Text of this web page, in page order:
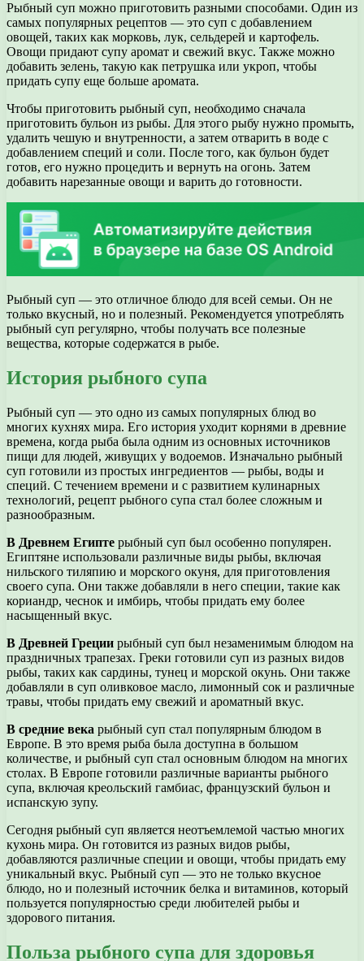
Рыбный суп можно приготовить разными способами. Один из
самых популярных рецептов — это суп с добавлением
овощей, таких как морковь, лук, сельдерей и картофель.
Овощи придают супу аромат и свежий вкус. Также можно
добавить зелень, такую как петрушка или укроп, чтобы
придать супу еще больше аромата.
Чтобы приготовить рыбный суп, необходимо сначала
приготовить бульон из рыбы. Для этого рыбу нужно промыть,
удалить чешую и внутренности, а затем отварить в воде с
добавлением специй и соли. После того, как бульон будет
готов, его нужно процедить и вернуть на огонь. Затем
добавить нарезанные овощи и варить до готовности.
Рыбный суп — это отличное блюдо для всей семьи. Он не
только вкусный, но и полезный. Рекомендуется употреблять
рыбный суп регулярно, чтобы получать все полезные
вещества, которые содержатся в рыбе.
История рыбного супа
Рыбный суп — это одно из самых популярных блюд во
многих кухнях мира. Его история уходит корнями в древние
времена, когда рыба была одним из основных источников
пищи для людей, живущих у водоемов. Изначально рыбный
суп готовили из простых ингредиентов — рыбы, воды и
специй. С течением времени и с развитием кулинарных
технологий, рецепт рыбного супа стал более сложным и
разнообразным.
В Древнем Египте рыбный суп был особенно популярен.
Египтяне использовали различные виды рыбы, включая
нильского тиляпию и морского окуня, для приготовления
своего супа. Они также добавляли в него специи, такие как
кориандр, чеснок и имбирь, чтобы придать ему более
насыщенный вкус.
В Древней Греции рыбный суп был незаменимым блюдом на
праздничных трапезах. Греки готовили суп из разных видов
рыбы, таких как сардины, тунец и морской окунь. Они также
добавляли в суп оливковое масло, лимонный сок и различные
травы, чтобы придать ему свежий и ароматный вкус.
В средние века рыбный суп стал популярным блюдом в
Европе. В это время рыба была доступна в большом
количестве, и рыбный суп стал основным блюдом на многих
столах. В Европе готовили различные варианты рыбного
супа, включая креольский гамбиас, французский бульон и
испанскую зупу.
Сегодня рыбный суп является неотъемлемой частью многих
кухонь мира. Он готовится из разных видов рыбы,
добавляются различные специи и овощи, чтобы придать ему
уникальный вкус. Рыбный суп — это не только вкусное
блюдо, но и полезный источник белка и витаминов, который
пользуется популярностью среди любителей рыбы и
здорового питания.
Польза рыбного супа для здоровья